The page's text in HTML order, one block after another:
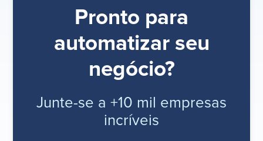
Pronto para
automatizar seu
negócio?
Junte-se a +10 mil empresas
incríveis